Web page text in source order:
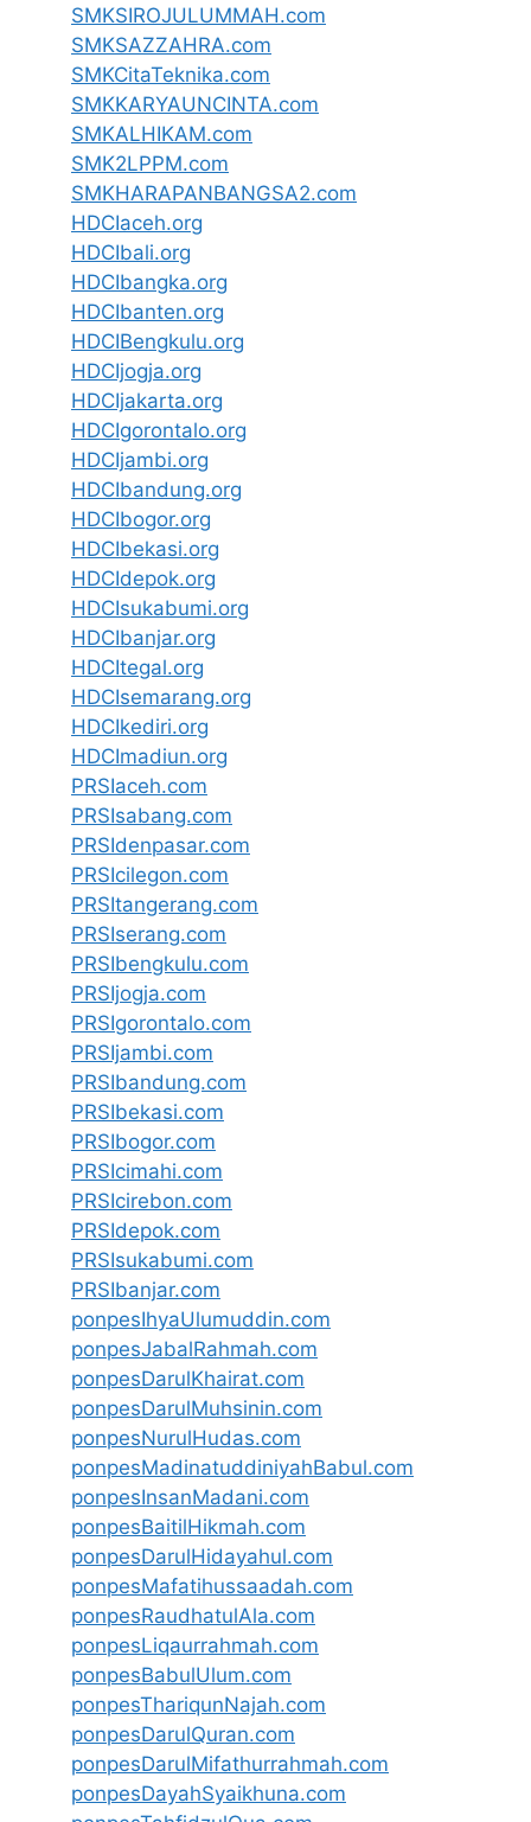
SMKSIROJULUMMAH.com
SMKSAZZAHRA.com
SMKCitaTeknika.com
SMKKARYAUNCINTA.com
SMKALHIKAM.com
SMK2LPPM.com
SMKHARAPANBANGSA2.com
HDCIaceh.org
HDCIbali.org
HDCIbangka.org
HDCIbanten.org
HDCIBengkulu.org
HDCIjogja.org
HDCIjakarta.org
HDCIgorontalo.org
HDCIjambi.org
HDCIbandung.org
HDCIbogor.org
HDCIbekasi.org
HDCIdepok.org
HDCIsukabumi.org
HDCIbanjar.org
HDCItegal.org
HDCIsemarang.org
HDCIkediri.org
HDCImadiun.org
PRSIaceh.com
PRSIsabang.com
PRSIdenpasar.com
PRSIcilegon.com
PRSItangerang.com
PRSIserang.com
PRSIbengkulu.com
PRSIjogja.com
PRSIgorontalo.com
PRSIjambi.com
PRSIbandung.com
PRSIbekasi.com
PRSIbogor.com
PRSIcimahi.com
PRSIcirebon.com
PRSIdepok.com
PRSIsukabumi.com
PRSIbanjar.com
ponpesIhyaUlumuddin.com
ponpesJabalRahmah.com
ponpesDarulKhairat.com
ponpesDarulMuhsinin.com
ponpesNurulHudas.com
ponpesMadinatuddiniyahBabul.com
ponpesInsanMadani.com
ponpesBaitilHikmah.com
ponpesDarulHidayahul.com
ponpesMafatihussaadah.com
ponpesRaudhatulAla.com
ponpesLiqaurrahmah.com
ponpesBabulUlum.com
ponpesThariqunNajah.com
ponpesDarulQuran.com
ponpesDarulMifathurrahmah.com
ponpesDayahSyaikhuna.com